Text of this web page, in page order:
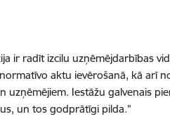
ir radīt izcilu uzņēmējdarbības
aktu ievērošanā, kā arī
uzņēmējiem. Iestāžu galvenais
un tos godprātīgi pilda.”